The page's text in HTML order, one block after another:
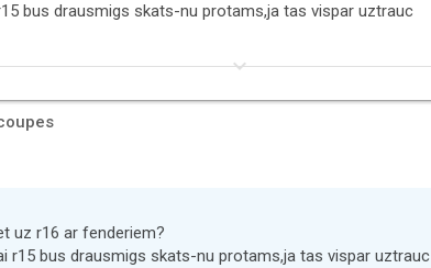
bus drausmigs skats-nu protams,ja tas vispar uztrauc
keyboard_arrow_down
uz r16 ar fenderiem?
r15 bus drausmigs skats-nu protams,ja tas vispar uztrauc